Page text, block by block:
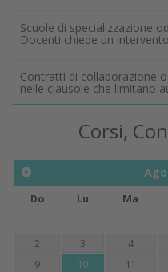
Scuole di specializzazione
Docenti chiede un
Contratti di collaborazione
nelle clausole che limitano
Corsi,
Do Lu Ma
2
3 4
9
10 11